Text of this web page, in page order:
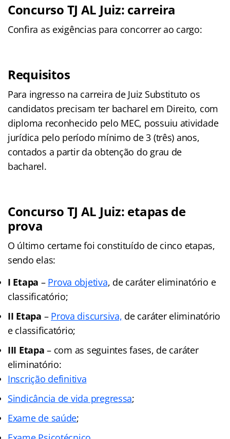
Concurso TJ AL Juiz: carreira
Confira as exigências para concorrer ao cargo:
Requisitos
Para ingresso na carreira de Juiz Substituto os
candidatos precisam ter bacharel em Direito, com
diploma reconhecido pelo MEC, possuiu atividade
jurídica pelo período mínimo de 3 (três) anos,
contados a partir da obtenção do grau de
bacharel.
Concurso TJ AL Juiz: etapas de
prova
O último certame foi constituído de cinco etapas,
sendo elas:
I Etapa – Prova objetiva, de caráter eliminatório e
classificatório;
II Etapa – Prova discursiva, de caráter eliminatório
e classificatório;
III Etapa – com as seguintes fases, de caráter
eliminatório:
Inscrição definitiva
Sindicância de vida pregressa;
Exame de saúde;